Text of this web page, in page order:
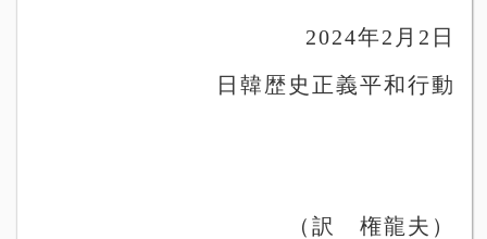
2024年2 月 2 日
日韓歴史正義平和行動
（訳 権龍夫）